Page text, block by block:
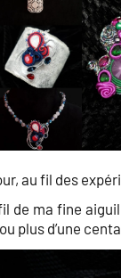
au fil des
ma fine
plus d’une